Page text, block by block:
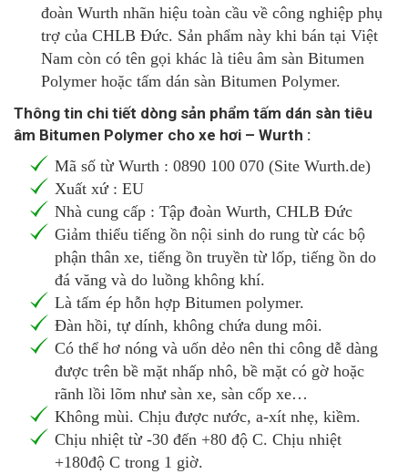
đoàn Wurth nhãn hiệu toàn cầu về công nghiệp phụ
trợ của CHLB Đức. Sản phẩm này khi bán tại Việt
Nam còn có tên gọi khác là tiêu âm sàn Bitumen
Polymer hoặc tấm dán sàn Bitumen Polymer.
Thông tin chi tiết dòng sản phẩm tấm dán sàn tiêu
âm Bitumen Polymer cho xe hơi – Wurth :
Mã số từ Wurth : 0890 100 070 (Site Wurth.de)
Xuất xứ : EU
Nhà cung cấp : Tập đoàn Wurth, CHLB Đức
Giảm thiểu tiếng ồn nội sinh do rung từ các bộ
phận thân xe, tiếng ồn truyền từ lốp, tiếng ồn do
đá văng và do luồng không khí.
Là tấm ép hỗn hợp Bitumen polymer.
Đàn hồi, tự dính, không chứa dung môi.
Có thể hơ nóng và uốn dẻo nên thi công dễ dàng
được trên bề mặt nhấp nhô, bề mặt có gờ hoặc
rãnh lồi lõm như sàn xe, sàn cốp xe…
Không mùi. Chịu được nước, a-xít nhẹ, kiềm.
Chịu nhiệt từ -30 đến +80 độ C. Chịu nhiệt
+180độ C trong 1 giờ.